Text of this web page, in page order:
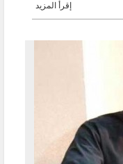
إقرأ المزيد